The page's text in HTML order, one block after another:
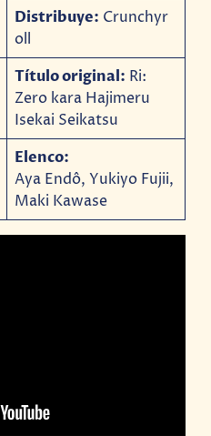
Distribuye: Crunchyr
oll
Título original: Ri:
Zero kara Hajimeru
Isekai Seikatsu
Elenco:
Aya Endô, Yukiyo Fujii,
Maki Kawase